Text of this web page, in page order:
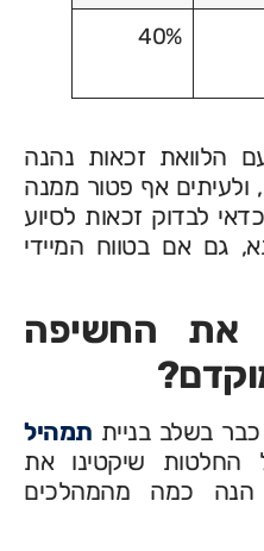
40%
הלוואת זכאות נהנה
אף פטור ממנה
לבדוק זכאות לסיוע
גם אם בטווח המיידי
את החשיפה
בשלב בניית תמהיל
שיקטינו את
הנה כמה מהמהלכים